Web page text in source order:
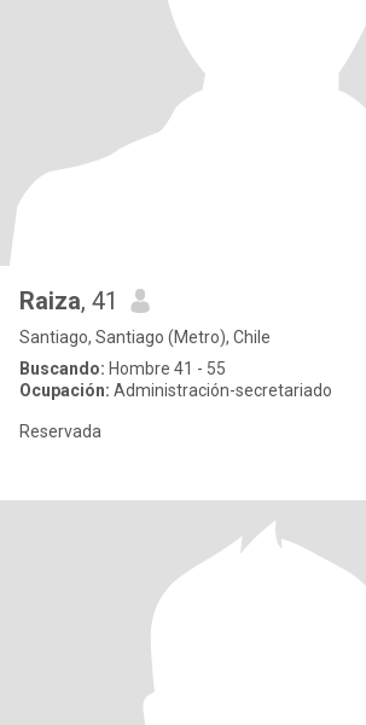
Raiza, 41
Santiago, Santiago (Metro), Chile
Buscando: Hombre 41 - 55
Ocupación: Administración-secretariado
Reservada